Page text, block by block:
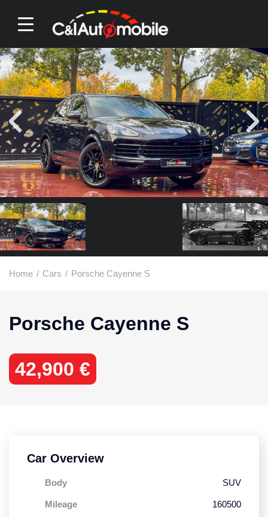
Home / Cars / Porsche Cayenne S
Porsche Cayenne S
42,900 €
Car Overview
Body SUV
Mileage 160500